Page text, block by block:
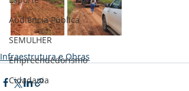
Audiência Pública
SEMULHER
Empreendedorismo
Cidadania
Infraestrutura e Obras